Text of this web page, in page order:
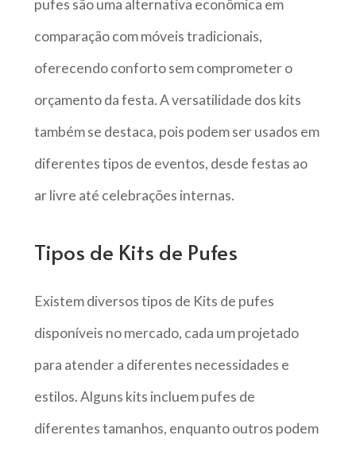
pufes são uma alternativa econômica em
comparação com móveis tradicionais,
oferecendo conforto sem comprometer o
orçamento da festa. A versatilidade dos kits
também se destaca, pois podem ser usados em
diferentes tipos de eventos, desde festas ao
ar livre até celebrações internas.
Tipos de Kits de Pufes
Existem diversos tipos de Kits de pufes
disponíveis no mercado, cada um projetado
para atender a diferentes necessidades e
estilos. Alguns kits incluem pufes de
diferentes tamanhos, enquanto outros podem